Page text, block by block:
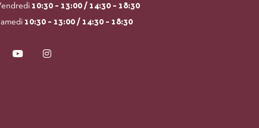
10:30 – 13:00 / 14:30 – 18:30
10:30 – 13:00 / 14:30 – 18:30